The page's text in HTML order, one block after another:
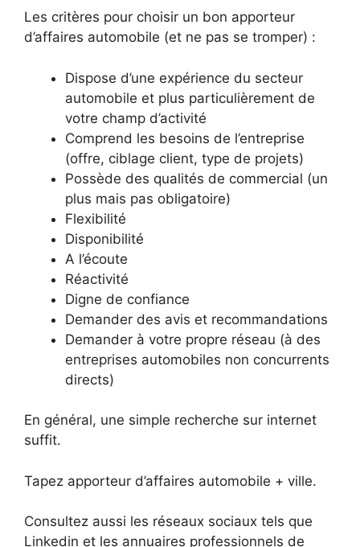
Les critères pour choisir un bon apporteur
d’affaires automobile (et ne pas se tromper) :
Dispose d’une expérience du secteur
automobile et plus particulièrement de
votre champ d’activité
Comprend les besoins de l’entreprise
(offre, ciblage client, type de projets)
Possède des qualités de commercial (un
plus mais pas obligatoire)
Flexibilité
Disponibilité
A l’écoute
Réactivité
Digne de confiance
Demander des avis et recommandations
Demander à votre propre réseau (à des
entreprises automobiles non concurrents
directs)
En général, une simple recherche sur internet
suffit.
Tapez apporteur d’affaires automobile + ville.
Consultez aussi les réseaux sociaux tels que
Linkedin et les annuaires professionnels de